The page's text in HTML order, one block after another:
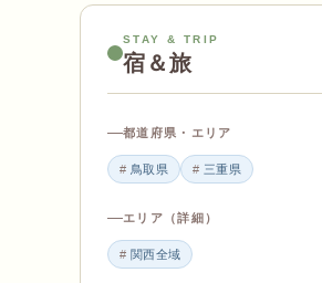
STAY & TRIP
宿＆旅
都道府県・エリア
鳥取県 三重県
エリア（詳細）
関西全域